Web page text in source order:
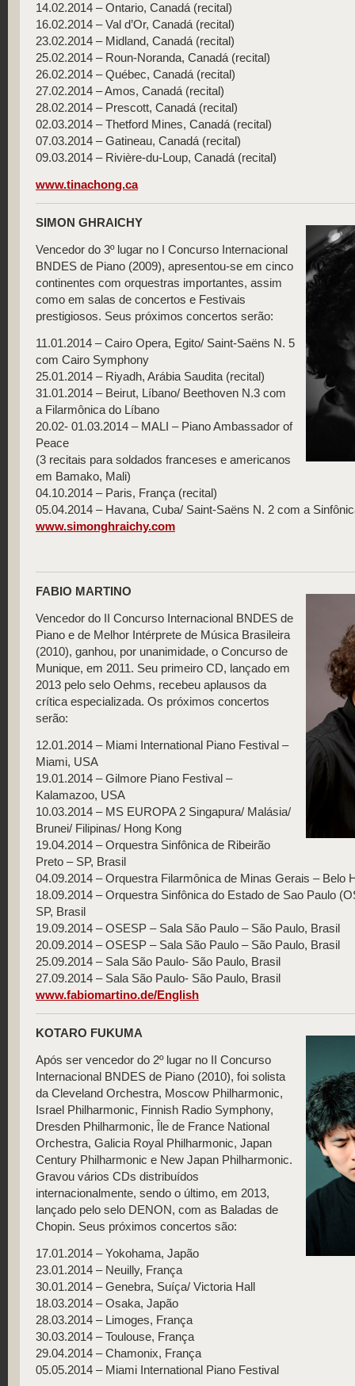
14.02.2014 – Ontario, Canadá (recital)
16.02.2014 – Val d’Or, Canadá (recital)
23.02.2014 – Midland, Canadá (recital)
25.02.2014 – Roun-Noranda, Canadá (recital)
26.02.2014 – Québec, Canadá (recital)
27.02.2014 – Amos, Canadá (recital)
28.02.2014 – Prescott, Canadá (recital)
02.03.2014 – Thetford Mines, Canadá (recital)
07.03.2014 – Gatineau, Canadá (recital)
09.03.2014 – Rivière-du-Loup, Canadá (recital)
www.tinachong.ca
SIMON GHRAICHY
Vencedor do 3º lugar no I Concurso Internacional
BNDES de Piano (2009), apresentou-se em cinco
continentes com orquestras importantes, assim
como em salas de concertos e Festivais
prestigiosos. Seus próximos concertos serão:
11.01.2014 – Cairo Opera, Egito/ Saint-Saëns N. 5
com Cairo Symphony
25.01.2014 – Riyadh, Arábia Saudita (recital)
31.01.2014 – Beirut, Líbano/ Beethoven N.3 com
a Filarmônica do Líbano
20.02- 01.03.2014 – MALI – Piano Ambassador of
Peace
(3 recitais para soldados franceses e americanos
em Bamako, Mali)
04.10.2014 – Paris, França (recital)
05.04.2014 – Havana, Cuba/ Saint-Saëns N. 2 com a
www.simonghraichy.com
FABIO MARTINO
Vencedor do II Concurso Internacional BNDES de
Piano e de Melhor Intérprete de Música Brasileira
(2010), ganhou, por unanimidade, o Concurso de
Munique, em 2011. Seu primeiro CD, lançado em
2013 pelo selo Oehms, recebeu aplausos da
crítica especializada. Os próximos concertos
serão:
12.01.2014 – Miami International Piano Festival –
Miami, USA
19.01.2014 – Gilmore Piano Festival –
Kalamazoo, USA
10.03.2014 – MS EUROPA 2 Singapura/ Malásia/
Brunei/ Filipinas/ Hong Kong
19.04.2014 – Orquestra Sinfônica de Ribeirão
Preto – SP, Brasil
04.09.2014 – Orquestra Filarmônica de Minas Gerais – Belo
18.09.2014 – Orquestra Sinfônica do Estado de Sao Paulo
SP, Brasil
19.09.2014 – OSESP – Sala São Paulo – São Paulo, Brasil
20.09.2014 – OSESP – Sala São Paulo – São Paulo, Brasil
25.09.2014 – Sala São Paulo- São Paulo, Brasil
27.09.2014 – Sala São Paulo- São Paulo, Brasil
www.fabiomartino.de/English
KOTARO FUKUMA
Após ser vencedor do 2º lugar no II Concurso
Internacional BNDES de Piano (2010), foi solista
da Cleveland Orchestra, Moscow Philharmonic,
Israel Philharmonic, Finnish Radio Symphony,
Dresden Philharmonic, Île de France National
Orchestra, Galicia Royal Philharmonic, Japan
Century Philharmonic e New Japan Philharmonic.
Gravou vários CDs distribuídos
internacionalmente, sendo o último, em 2013,
lançado pelo selo DENON, com as Baladas de
Chopin. Seus próximos concertos são:
17.01.2014 – Yokohama, Japão
23.01.2014 – Neuilly, França
30.01.2014 – Genebra, Suíça/ Victoria Hall
18.03.2014 – Osaka, Japão
28.03.2014 – Limoges, França
30.03.2014 – Toulouse, França
29.04.2014 – Chamonix, França
05.05.2014 – Miami International Piano Festival